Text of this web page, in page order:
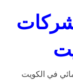
شركات
في الكويت